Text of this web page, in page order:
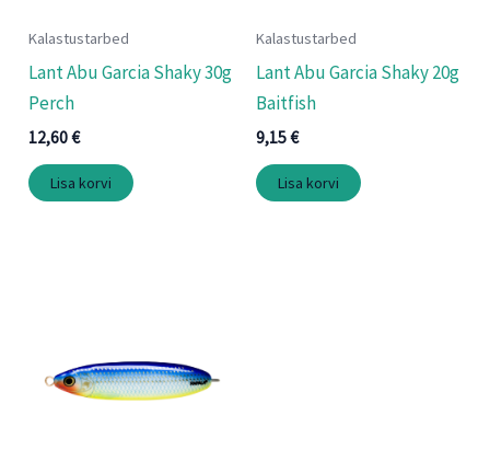
Kalastustarbed
Lant Abu Garcia Shaky 30g
Perch
12,60€
Lisa korvi
Kalastustarbed
Lant Abu Garcia Shaky 20g
Baitfish
9,15€
Lisa korvi